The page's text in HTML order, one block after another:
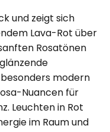
und zeigt sich
Lava-Rot über
Rosatönen
modern
Nuancen für
Leuchten in Rot
im Raum und